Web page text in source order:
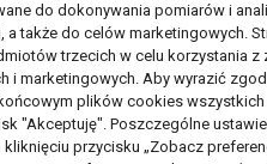
do dokonywania pomiarów i
a także do celów marketingowych.
trzecich w celu korzystania z
i marketingowych. Aby wyrazić
plików cookies
"Akceptuję". Poszczególne
przycisku „Zobacz
Motoryzacja, Transport
Usługi
Technologie